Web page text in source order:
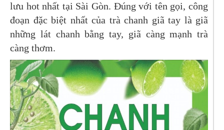
lưu hot nhất tại Sài Gòn. Đúng với tên gọi, công
đoạn đặc biệt nhất của trà chanh giã tay là giã
những lát chanh bằng tay, giã càng mạnh trà
càng thơm.